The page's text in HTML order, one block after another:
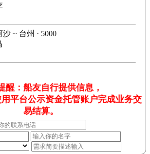
~ 台州 · 5000
醒：船友自行提供信息，
平台公示资金托管账户完成业务交
易结算。